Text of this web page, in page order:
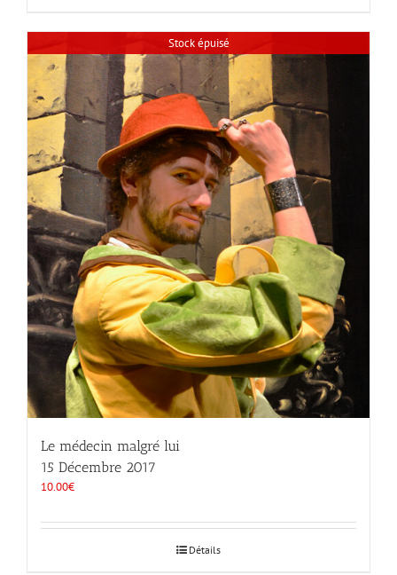
Stock épuisé
Le médecin malgré lui
15 Décembre 2017
10.00€
Détails